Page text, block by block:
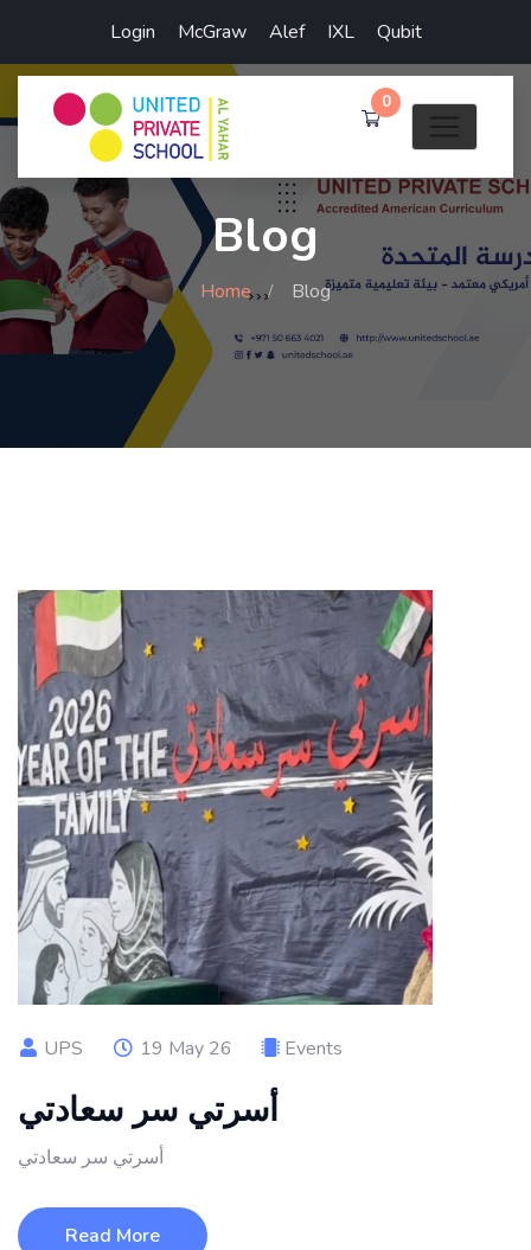
Login McGraw Alef IXL Qubit
0
Blog
Home Blog
UPS 19 May 26 Events
أسرتي سر سعادتي
أسرتي سر سعادتي
Read More